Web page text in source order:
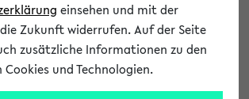
der Raumänderungen
werden nur Veranstaltungstermine
die gerade oder innerhalb der nächsten 2
Berücksichtigt werden nur Termine,
einsehen und mit der
Zukunft widerrufen. Auf der Seite
zusätzliche Informationen zu den
Cookies und Technologien.